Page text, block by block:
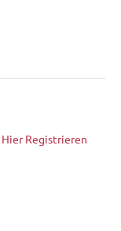
Hier Registrieren